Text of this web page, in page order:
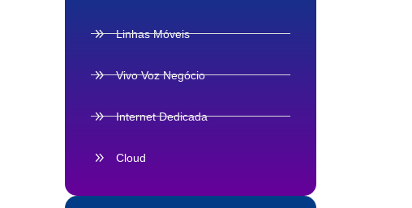
Linhas Móveis
Vivo Voz Negócio
Internet Dedicada
Cloud